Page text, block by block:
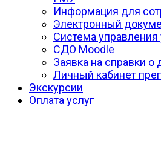
Информация для
Электронный
Система
СДО Moodle
Заявка на справки о
Личный кабинет
Экскурсии
Оплата услуг